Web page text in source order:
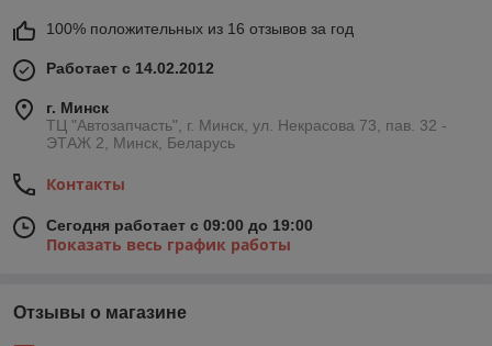
100% положительных из 16 отзывов за год
Работает с 14.02.2012
г. Минск
ТЦ "Автозапчасть", г. Минск, ул. Некрасова 73, пав. 32 -
ЭТАЖ 2, Минск, Беларусь
Контакты
Сегодня работает с 09:00 до 19:00
Показать весь график работы
Отзывы о магазине